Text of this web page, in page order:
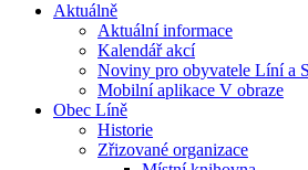
Aktuálně
Aktuální informace
Kalendář akcí
Noviny pro obyvatele Líní a
Mobilní aplikace V obraze
Obec Líně
Historie
Zřizované organizace